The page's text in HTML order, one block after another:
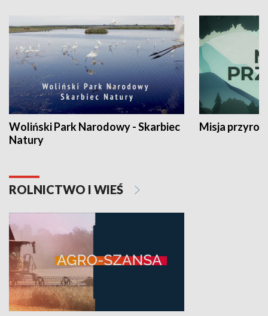
Woliński Park Narodowy - Skarbiec
Natury
Misja
ROLNICTWO I WIEŚ